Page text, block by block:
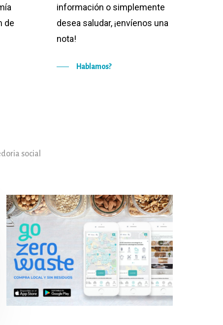
de
información o simplemente
desea saludar, ¡envíenos una
nota!
Hablamos?
social